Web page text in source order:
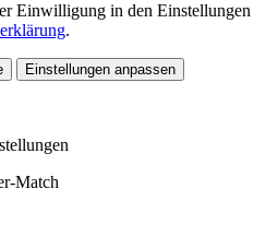
Einwilligung in den Einstellungen
.
Einstellungen anpassen
Match